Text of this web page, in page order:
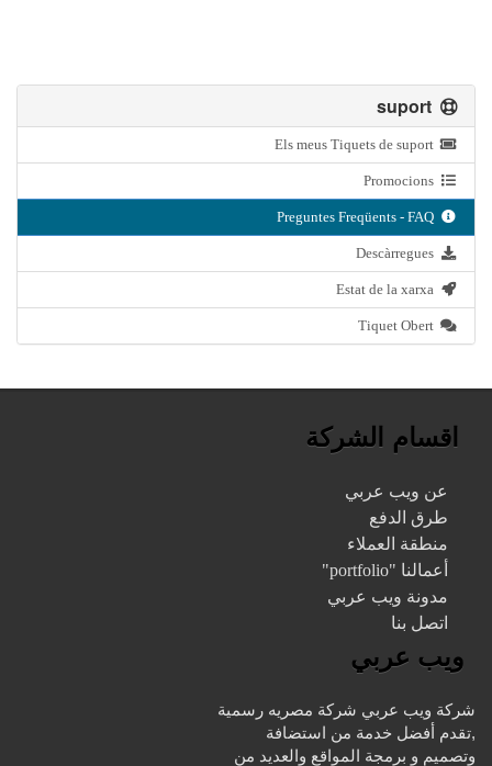
Els meus Tiquets de suport
Promocions
Preguntes Freqüents - FAQ
Descàrregues
Estat de la xarxa
Tiquet Obert
اقسام الشركة
عن ويب عربي
طرق الدفع
منطقة العملاء
أعمالنا "portfolio"
مدونة ويب عربي
اتصل بنا
ويب عربي
شركة ويب عربي شركة مصريه رسمية
,تقدم أفضل خدمة من استضافة
وتصميم و برمجة المواقع والعديد من